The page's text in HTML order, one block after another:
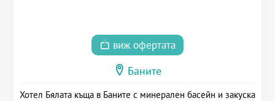
виж офертата
Баните
Хотел Бялата къща в Баните с минерален басейн и закуска